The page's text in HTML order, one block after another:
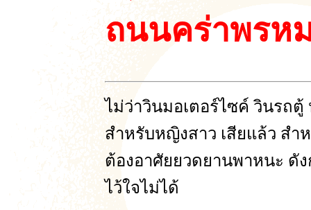
ถนนคร่าพรห
ไม่ว่าวินมอเตอร์ไซค์ วินรถ
สำหรับหญิงสาว เสียแล้ว สำ
ต้องอาศัยยวดยานพาหนะ ดั
ไว้ใจไม่ได้